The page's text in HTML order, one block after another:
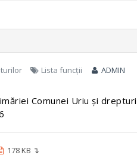
Lista funcții ADMIN
Comunei Uriu și
178 KB ↴